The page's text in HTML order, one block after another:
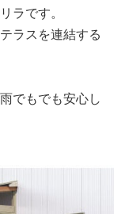
ラです。
ラスを連結する
でもでも安心し